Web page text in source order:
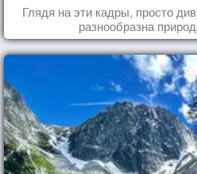
Глядя на эти кадры, просто
разнообразна